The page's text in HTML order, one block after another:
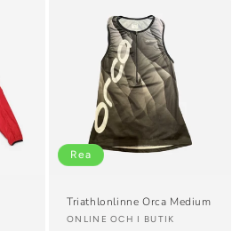
Rea
Triathlonlinne Orca Medium
Säljare:
ONLINE OCH I BUTIK